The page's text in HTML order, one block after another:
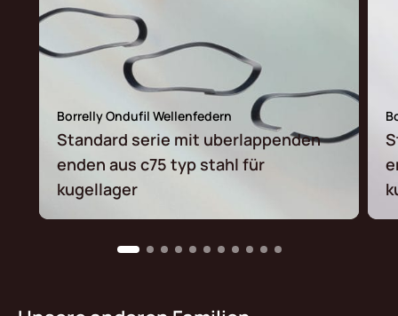
Borrelly Ondufil Wellenfedern
Standard serie mit uberlappenden
enden aus c75 typ stahl für
kugellager